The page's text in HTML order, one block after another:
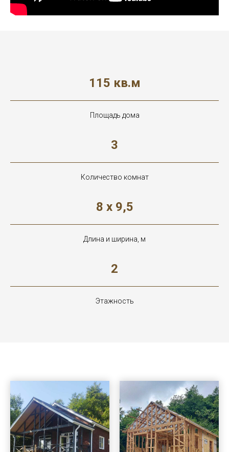
115 кв.м
Площадь дома
3
Количество комнат
8 х 9,5
Длина и ширина, м
2
Этажность